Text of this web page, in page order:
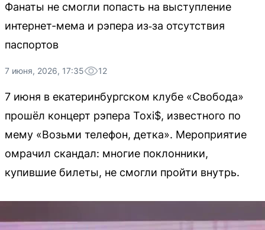
Фанаты не смогли попасть на выступление
интернет-мема и рэпера из‑за отсутствия
паспортов
7 июня, 2026, 17:35 12
7 июня в екатеринбургском клубе «Свобода»
прошёл концерт рэпера Toxi$, известного по
мему «Возьми телефон, детка». Мероприятие
омрачил скандал: многие поклонники,
купившие билеты, не смогли пройти внутрь.